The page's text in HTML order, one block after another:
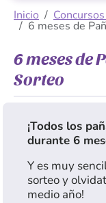
Inicio
6 meses de
6 meses de
Sorteo
¡Todos los
durante 6
Y es muy
sorteo y
medio año!